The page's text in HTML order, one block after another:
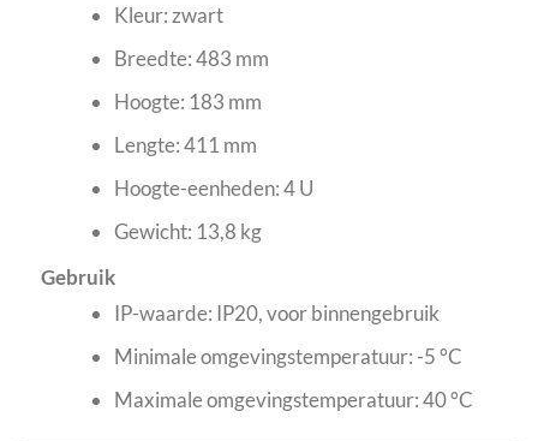
Kleur: zwart
Breedte: 483 mm
Hoogte: 183 mm
Lengte: 411 mm
Hoogte-eenheden: 4 U
Gewicht: 13,8 kg
Gebruik
IP-waarde: IP20, voor binnengebruik
Minimale omgevingstemperatuur: -5 °C
Maximale omgevingstemperatuur: 40 °C